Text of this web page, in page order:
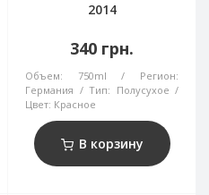
2014
340 грн.
Объем: 750ml
Регион:
Германия
Тип: Полусухое
Цвет: Красное
В корзину